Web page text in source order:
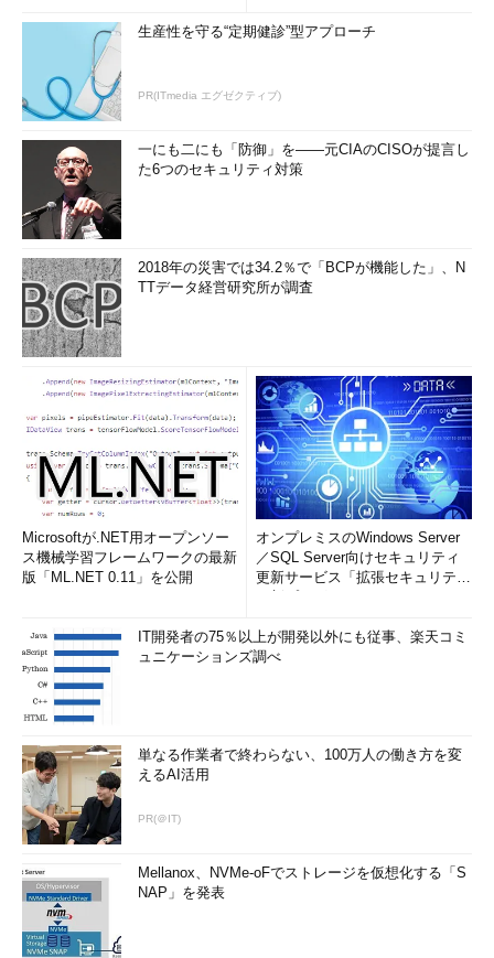
生産性を守る“定期健診”型アプローチ
PR(ITmedia エグゼクティブ)
一にも二にも「防御」を――元CIAのCISOが提言し
た6つのセキュリティ対策
2018年の災害では34.2％で「BCPが機能した」、N
TTデータ経営研究所が調査
Microsoftが.NET用オープンソー
ス機械学習フレームワークの最新
版「ML.NET 0.11」を公開
オンプレミスのWindows Server
／SQL Server向けセキュリティ
更新サービス「拡張セキュリティ
IT開発者の75％以上が開発以外にも従事、楽天コミ
ュニケーションズ調べ
単なる作業者で終わらない、100万人の働き方を変
えるAI活用
PR(＠IT)
Mellanox、NVMe-oFでストレージを仮想化する「S
NAP」を発表